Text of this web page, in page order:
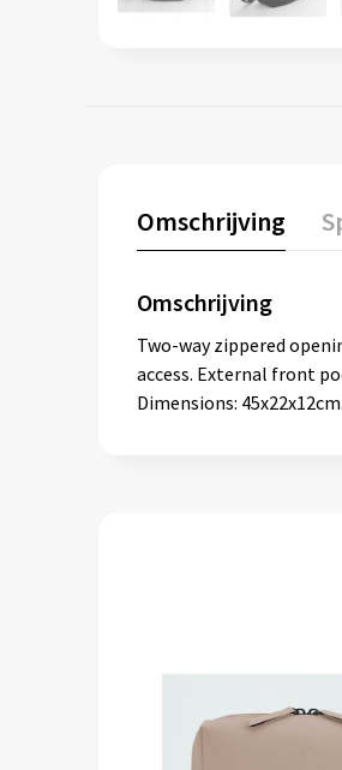
Omschrijving
Omschrijving
Two-way zippered
access. External front
Dimensions: